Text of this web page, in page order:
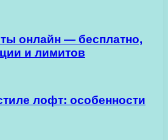
онлайн — бесплатно,
и лимитов
лофт: особенности